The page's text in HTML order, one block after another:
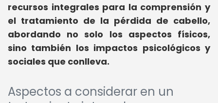
recursos integrales para la comprensión y
el tratamiento de la pérdida de cabello,
abordando no solo los aspectos físicos,
sino también los impactos psicológicos y
sociales que conlleva.
Aspectos a considerar en un